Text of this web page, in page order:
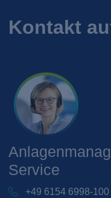
Kontakt
Service
+49 6154 6998-100